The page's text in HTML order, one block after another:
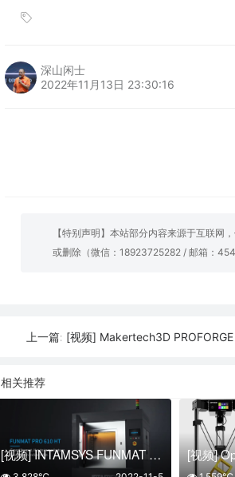
深山闲士
2022年11月13日 23:30:16
【特别声明】本站部分内容来源于互联网
或删除（微信：18923725282 / 邮箱：
上一篇: [视频] Makertech3D
相关推荐
[视频] INTAMSYS FUNMAT PRO 610HT 大尺寸高性能材料工业级3D打印机